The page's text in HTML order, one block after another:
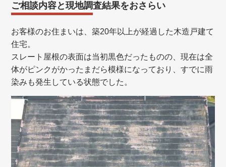
ご相談内容と現地調査結果をおさらい
お客様のお住まいは、築20年以上が経過した木造戸建て
住宅。
スレート屋根の表面は当初黒色だったものの、現在は全
体がピンクがかったまだら模様になっており、すでに雨
染みも発生している状態でした。